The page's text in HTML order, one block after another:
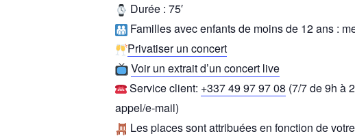
Durée : 75′
Familles avec enfants de moins de 12 ans :
Privatiser un concert
Voir un extrait d’un concert live
Service client: +337 49 97 97 08 (7/7 de 9h à
appel/e-mail)
Les places sont attribuées en fonction de